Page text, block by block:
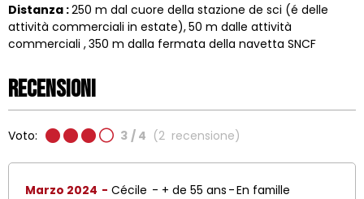
Distanza :250 m dal cuore della stazione de sci (é delle
attività commerciali in estate) 50 m dalle attività
commerciali 350 m dalla fermata della navetta SNCF
Recensioni
Voto: 3 / 4 (2 recensione)
Marzo 2024 Cécile + de 55 ans
En famille